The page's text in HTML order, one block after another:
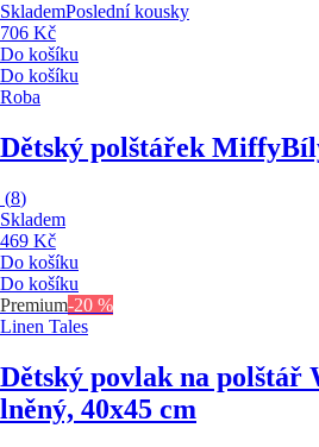
SklademPoslední kousky
706 Kč
Do košíku
Do košíku
Roba
Dětský polštářek Miffy
(8)
Skladem
469 Kč
Do košíku
Do košíku
Premium-20 %
Linen Tales
Dětský povlak na polštář
lněný, 40x45 cm